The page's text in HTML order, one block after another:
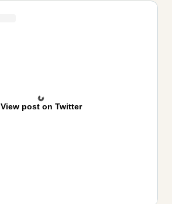
View post on Twitter